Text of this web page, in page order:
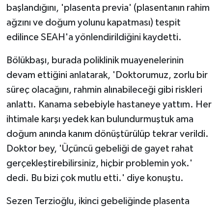
başlandığını, 'plasenta previa' (plasentanın rahim
ağzını ve doğum yolunu kapatması) tespit
edilince SEAH'a yönlendirildiğini kaydetti.
Bölükbaşı, burada poliklinik muayenelerinin
devam ettiğini anlatarak, 'Doktorumuz, zorlu bir
süreç olacağını, rahmin alınabileceği gibi riskleri
anlattı. Kanama sebebiyle hastaneye yattım. Her
ihtimale karşı yedek kan bulundurmuştuk ama
doğum anında kanım dönüştürülüp tekrar verildi.
Doktor bey, 'Üçüncü gebeliği de gayet rahat
gerçekleştirebilirsiniz, hiçbir problemin yok.'
dedi. Bu bizi çok mutlu etti.' diye konuştu.
Sezen Terzioğlu, ikinci gebeliğinde plasenta